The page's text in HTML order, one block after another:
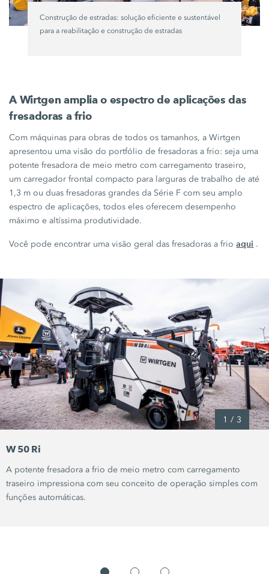
Construção de estradas: solução eficiente e sustentável
para a reabilitação e construção de estradas
A Wirtgen amplia o espectro de aplicações das
fresadoras a frio
Com máquinas para obras de todos os tamanhos, a Wirtgen
apresentou uma visão do portfólio de fresadoras a frio: seja uma
potente fresadora de meio metro com carregamento traseiro,
um carregador frontal compacto para larguras de trabalho de até
1,3 m ou duas fresadoras grandes da Série F com seu amplo
espectro de aplicações, todos eles oferecem desempenho
máximo e altíssima produtividade.
Você pode encontrar uma visão geral das fresadoras a frioaqui .
1 / 3
W 50 Ri
A potente fresadora a frio de meio metro com carregamento
traseiro impressiona com seu conceito de operação simples com
funções automáticas.